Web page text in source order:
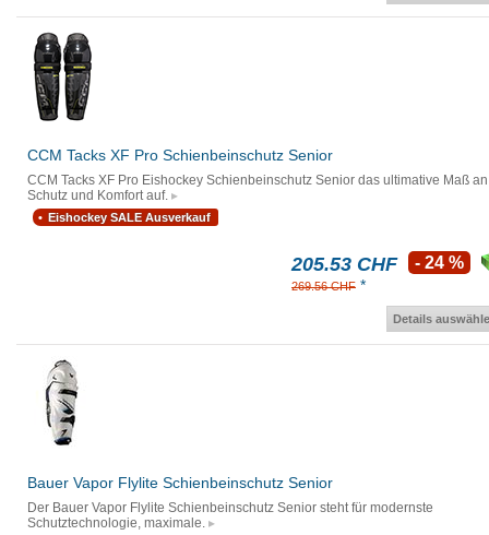
CCM Tacks XF Pro Schienbeinschutz Senior
CCM Tacks XF Pro Eishockey Schienbeinschutz Senior das ultimative Maß an
Schutz und Komfort auf.
Eishockey SALE Ausverkauf
205.53 CHF
269.56 CHF *
- 24 %
Details
Bauer Vapor Flylite Schienbeinschutz Senior
Der Bauer Vapor Flylite Schienbeinschutz Senior steht für modernste
Schutztechnologie, maximale.